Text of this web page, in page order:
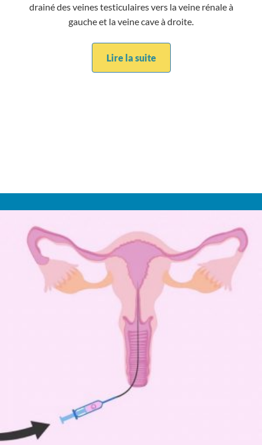
drainé des veines testiculaires vers la veine rénale à
gauche et la veine cave à droite.
Lire la suite